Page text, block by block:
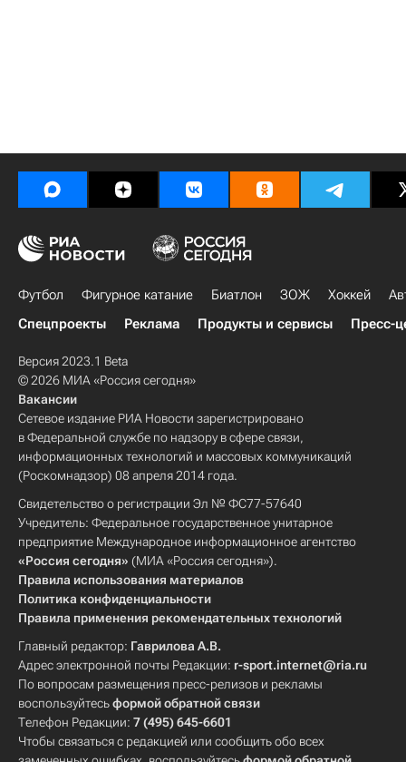
Футбол Фигурное катание Биатлон ЗОЖ Хоккей
Спецпроекты
Реклама Продукты и сервисы Пресс-
Версия 2023.1 Beta
© 2026 МИА «Россия сегодня»
Вакансии
Сетевое издание РИА Новости зарегистрировано
в Федеральной службе по надзору в сфере связи,
информационных технологий и массовых коммуникаций
(Роскомнадзор) 08 апреля 2014 года.
Свидетельство о регистрации Эл № ФС77-57640
Учредитель: Федеральное государственное унитарное
предприятие Международное информационное агентство
«Россия сегодня» (МИА «Россия сегодня»).
Правила использования материалов
Политика конфиденциальности
Правила применения рекомендательных технологий
Главный редактор: Гаврилова А.В.
Адрес электронной почты Редакции: r-sport.internet@ria.ru
По вопросам размещения пресс-релизов и рекламы
воспользуйтесьформой обратной связи
Телефон Редакции: 7 (495) 645-6601
Чтобы связаться с редакцией или сообщить обо всех